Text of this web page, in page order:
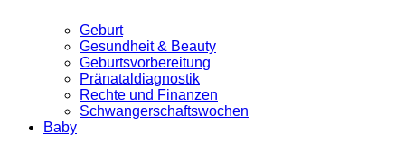
Geburt
Gesundheit & Beauty
Geburtsvorbereitung
Pränataldiagnostik
Rechte und Finanzen
Schwangerschaftswochen
Baby